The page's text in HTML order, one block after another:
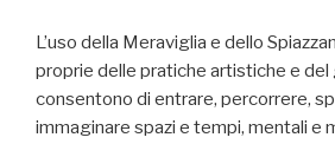
L’uso della Meraviglia e dello
proprie delle pratiche artistiche e del
consentono di entrare, percorrere,
immaginare spazi e tempi, mentali e